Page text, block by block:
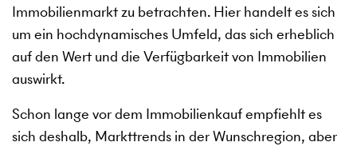
Immobilienmarkt zu betrachten. Hier handelt es sich
um ein hochdynamisches Umfeld, das sich erheblich
auf den Wert und die Verfügbarkeit von Immobilien
auswirkt.
Schon lange vor dem Immobilienkauf empfiehlt es
sich deshalb, Markttrends in der Wunschregion, aber